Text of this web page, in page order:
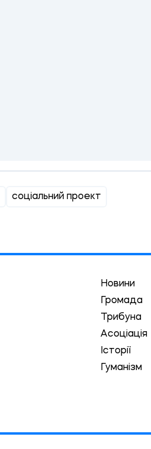
соціальний проект
Новини
Громада
Трибуна
Асоціація
Історії
Гуманізм